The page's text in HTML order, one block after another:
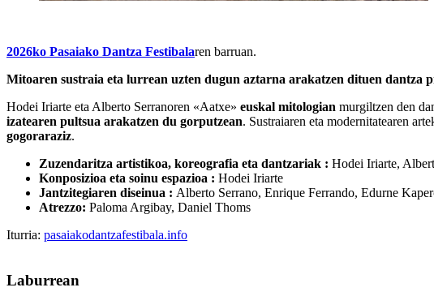
2026ko Pasaiako Dantza Festibalaren barruan.
Mitoaren sustraia eta lurrean uzten dugun aztarna arakatzen dituen dantza
Hodei Iriarte eta Alberto Serranoren «Aatxe» euskal mitologian murgiltzen den
izatearen pultsua arakatzen du gorputzean. Sustraiaren eta modernitatearen
gogoraraziz.
Zuzendaritza artistikoa, koreografia eta dantzariak : Hodei Iriarte,
Konposizioa eta soinu espazioa : Hodei Iriarte
Jantzitegiaren diseinua : Alberto Serrano, Enrique Ferrando, Edurne
Atrezzo: Paloma Argibay, Daniel Thoms
Iturria: pasaiakodantzafestibala.info
Laburrean